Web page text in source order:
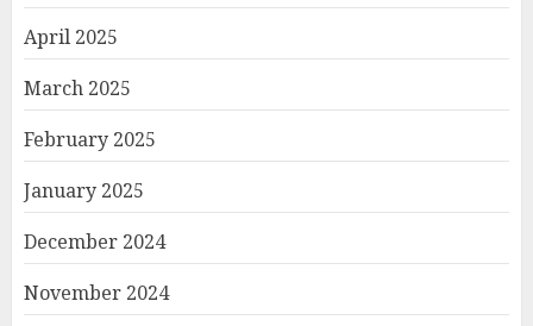
April 2025
March 2025
February 2025
January 2025
December 2024
November 2024